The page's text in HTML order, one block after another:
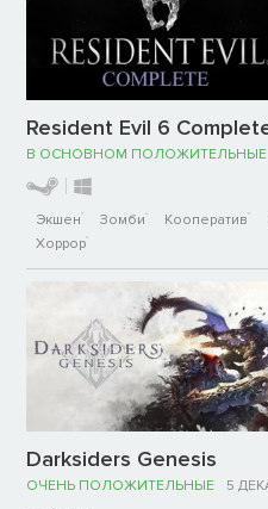
Resident Evil 6
В ОСНОВНОМ ПОЛОЖИТЕЛЬНЫЕ
Экшен Зомби Кооператив
Хоррор
Darksiders Genesis
ОЧЕНЬ ПОЛОЖИТЕЛЬНЫЕ 5